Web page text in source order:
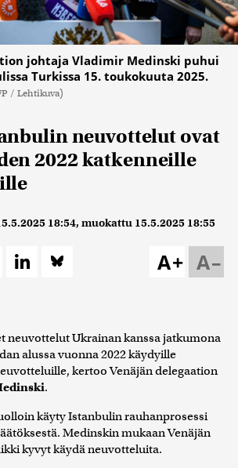
johtaja Vladimir Medinski puhui
Turkissa 15. toukokuuta 2025.
/ Lehtikuva)
neuvottelut ovat
2022 katkenneille
18:54, muokattu 15.5.2025 18:55
A–
A+
neuvottelut Ukrainan kanssa jatkumona
alussa vuonna 2022 käydyille
kertoo Venäjän delegaation
.
käyty Istanbulin rauhanprosessi
Medinskin mukaan Venäjän
kyvyt käydä neuvotteluita.